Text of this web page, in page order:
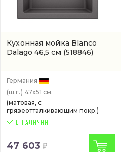
Кухонная мойка Blanco
Dalago 46,5 см (518846)
Германия
(ш.г.) 47x51 см.
(матовая, с
грязеотталкивающим покр.)
47 603